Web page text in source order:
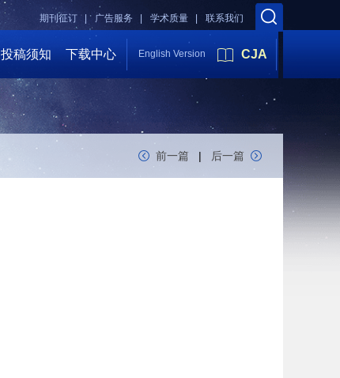
联系我们
学术质量 |
广告服务 |
期刊征订 |
投稿须知 下载中心 English Version CJA
前一篇 | 后一篇